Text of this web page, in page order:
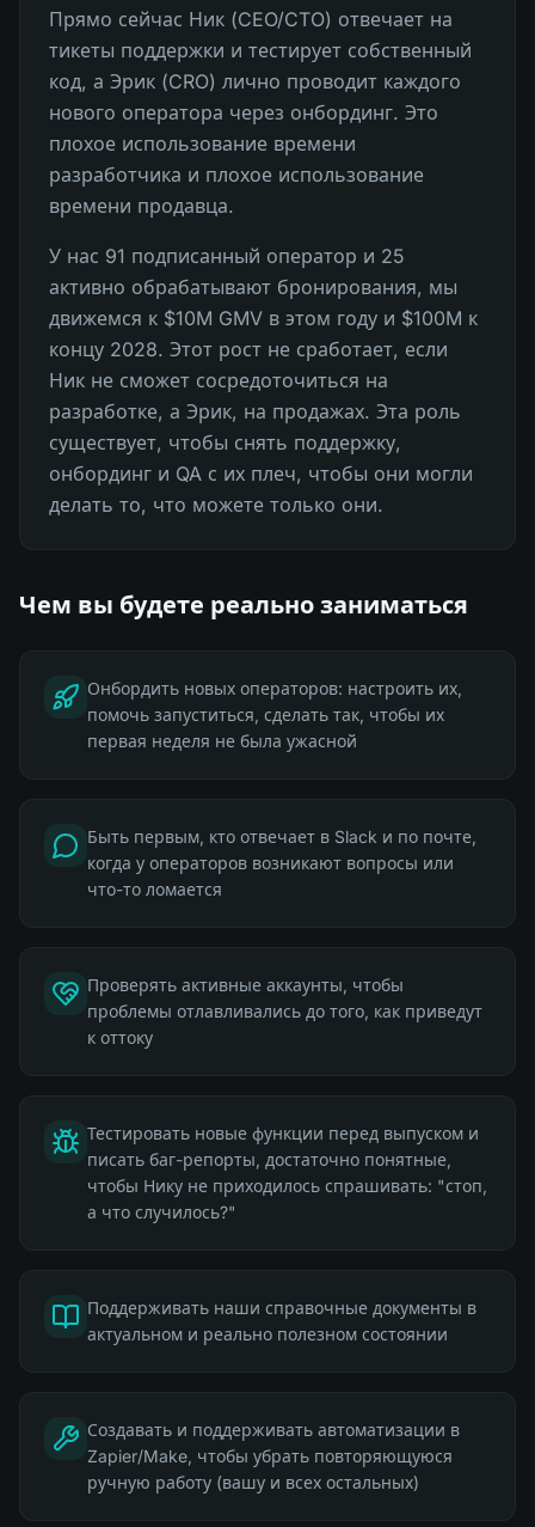
Прямо сейчас Ник (CEO/CTO) отвечает на
тикеты поддержки и тестирует собственный
код, а Эрик (CRO) лично проводит каждого
нового оператора через онбординг. Это
плохое использование времени
разработчика и плохое использование
времени продавца.
У нас 91 подписанный оператор и 25
активно обрабатывают бронирования, мы
движемся к $10M GMV в этом году и $100M к
концу 2028. Этот рост не сработает, если
Ник не сможет сосредоточиться на
разработке, а Эрик, на продажах. Эта роль
существует, чтобы снять поддержку,
онбординг и QA с их плеч, чтобы они могли
делать то, что можете только они.
Чем вы будете реально заниматься
Онбордить новых операторов: настроить их,
помочь запуститься, сделать так, чтобы их
первая неделя не была ужасной
Быть первым, кто отвечает в Slack и по почте,
когда у операторов возникают вопросы или
что-то ломается
Проверять активные аккаунты, чтобы
проблемы отлавливались до того, как приведут
к оттоку
Тестировать новые функции перед выпуском и
писать баг-репорты, достаточно понятные,
чтобы Нику не приходилось спрашивать: "стоп,
а что случилось?"
Поддерживать наши справочные документы в
актуальном и реально полезном состоянии
Создавать и поддерживать автоматизации в
Zapier/Make, чтобы убрать повторяющуюся
ручную работу (вашу и всех остальных)